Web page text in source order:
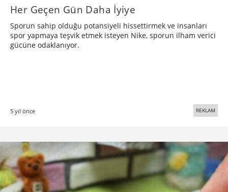
Her Geçen Gün Daha İyiye
Sporun sahip olduğu potansiyeli hissettirmek ve insanları
spor yapmaya teşvik etmek isteyen Nike, sporun ilham verici
gücüne odaklanıyor.
5 yıl önce REKLAM